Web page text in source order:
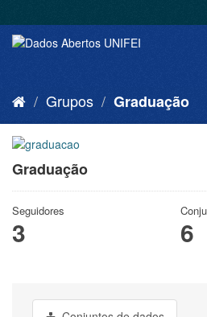
Grupos Graduação
Graduação
Seguidores
3 6